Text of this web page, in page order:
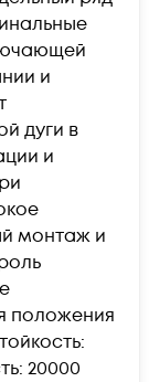
и
дуги в
и
монтаж и
положения
20000